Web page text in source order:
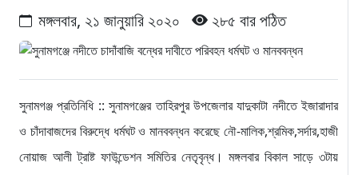
মঙ্গলবার, ২১ জানুয়ারি ২০২০
২৮৫ বার পঠিত
সুনামগঞ্জ প্রতিনিধি :: সুনামগঞ্জের তাহিরপুর উপজেলার যাদুকাটা নদীতে ইজারাদার
ও চাঁদাবাজদের বিরুদ্ধে ধর্মঘট ও মানববন্ধন করেছে নৌ-মালিক,শ্রমিক,সর্দার,হাজী
নোয়াজ আলী ট্রাষ্ট ফাউন্ডেশন সমিতির নেতৃবৃন্ধ। মঙ্গলবার বিকাল সাড়ে ৩টায়